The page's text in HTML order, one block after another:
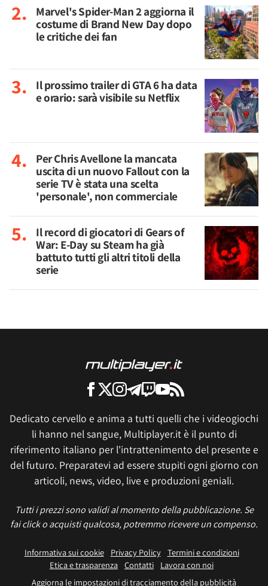
Marvel's Spider-Man 2 aggiorna il
costume di Brand New Day dopo
le critiche dei fan
Il prossimo trailer di GTA 6 ha data
e orario: sarà visibile su Netflix
Per Chris Avellone la mancata
uscita di un nuovo Fallout con la
serie TV è stata una scelta
'personale', non commerciale
Il record di giocatori di Gears of
War: E-Day su Steam ha già
battuto tutti gli altri titoli della
serie
Dedicato cervello e anima a tutti quelli che i videogiochi
li hanno nel sangue, Multiplayer.it è il punto di
riferimento italiano per l'intrattenimento del presente e
del futuro. Preparatevi ad essere stupiti ogni giorno con
articoli, news, video, live e produzioni geniali.
Tutti i prezzi sono validi al momento della pubblicazione. Se
fai click o acquisti qualcosa, potremmo ricevere un compenso.
Informativa sui cookie Privacy Policy
Termini e condizioni
Etica e trasparenza Contatti
Lavora con noi
Aggiorna le impostazioni di tracciamento della pubblicità